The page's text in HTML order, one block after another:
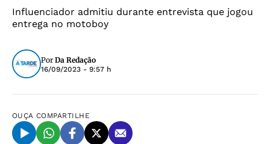
Influenciador admitiu durante entrevista que jogou
entrega no motoboy
Por Da Redação
16/09/2023 - 9:57 h
OUÇA COMPARTILHE